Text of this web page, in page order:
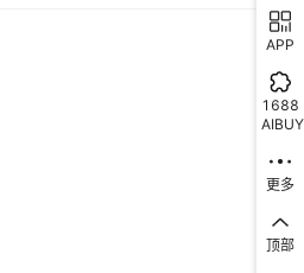
APP
1688
AIBUY
更多
顶部